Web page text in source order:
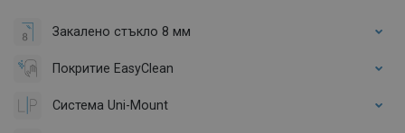
Закалено стъкло 8 мм
Покритие EasyClean
Система Uni-Mount